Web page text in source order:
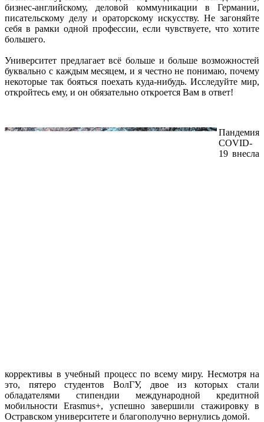
бизнес-английскому, деловой коммуникации в Германии,
писательскому делу и ораторскому искусству. Не загоняйте
себя в рамки одной профессии, если чувствуете, что хотите
большего.
Университет предлагает всё больше и больше возможностей
буквально с каждым месяцем, и я честно не понимаю, почему
некоторые так бояться поехать куда-нибудь. Исследуйте мир,
откройтесь ему, и он обязательно откроется Вам в ответ!
Пандемия
COVID-
19 внесла
коррективы в учебный процесс по всему миру. Несмотря на
это, пятеро студентов ВолГУ, двое из которых стали
обладателями стипендии международной кредитной
мобильности Erasmus+, успешно завершили стажировку в
Остравском университете и благополучно вернулись домой.